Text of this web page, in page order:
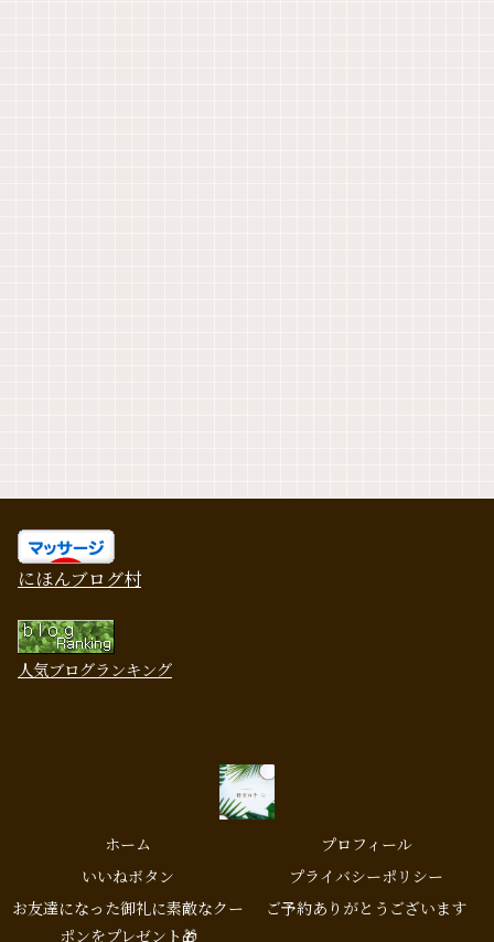
にほんブログ村
人気ブログランキング
ホーム
プロフィール
いいねボタン
プライバシーポリシー
お友達になった御礼に素敵なクー
ポンをプレゼント🎁
ご予約ありがとうございます